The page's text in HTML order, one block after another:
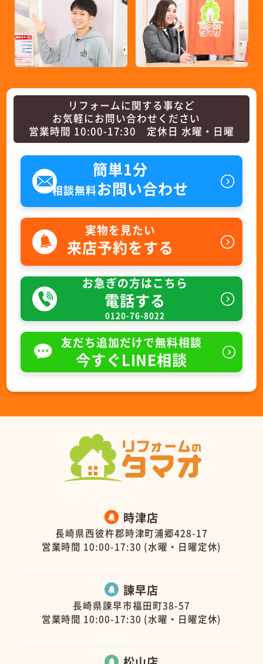
リフォームに関する事など
お気軽にお問い合わせください
営業時間 10:00-17:30 定休日 水曜・日曜
簡単1分
相談無料お問い合わせ
実物を見たい
来店予約をする
お急ぎの方はこちら
電話する
0120-76-8022
友だち追加だけで無料相談
今すぐLINE相談
時津店
長崎県西彼杵郡時津町浦郷428-17
営業時間 10:00-17:30 (水曜・日曜定休)
諫早店
長崎県諫早市福田町38-57
営業時間 10:00-17:30 (水曜・日曜定休)